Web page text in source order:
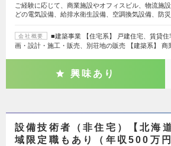
ご経験に応じて、商業施設やオフィスビル、物流施
どの電気設備、給排水衛生設備、空調換気設備、防
会社概要
■建築事業 【住宅系】 戸建住宅、賃貸
画・設計・施工・販売、別荘地の販売 【建築系】 商
興味あり
設備技術者（非住宅）【北海
域限定職もあり（年収500万